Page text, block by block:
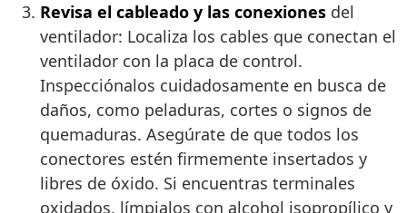
Revisa el cableado y las conexiones del
ventilador: Localiza los cables que conectan el
ventilador con la placa de control.
Inspecciónalos cuidadosamente en busca de
daños, como peladuras, cortes o signos de
quemaduras. Asegúrate de que todos los
conectores estén firmemente insertados y
libres de óxido. Si encuentras terminales
oxidados, límpialos con alcohol isopropílico y